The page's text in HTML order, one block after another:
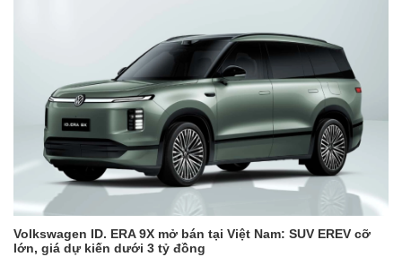
Volkswagen ID. ERA 9X mở bán tại Việt Nam: SUV EREV cỡ
lớn, giá dự kiến dưới 3 tỷ đồng